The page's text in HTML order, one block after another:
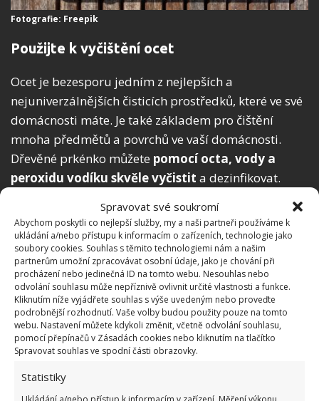
Spravovat své soukromí
Abychom poskytli co nejlepší služby, my a naši partneři používáme k
ukládání a/nebo přístupu k informacím o zařízeních, technologie jako
soubory cookies. Souhlas s těmito technologiemi nám a našim
partnerům umožní zpracovávat osobní údaje, jako je chování při
procházení nebo jedinečná ID na tomto webu. Nesouhlas nebo
odvolání souhlasu může nepříznivě ovlivnit určité vlastnosti a funkce.
Kliknutím níže vyjádřete souhlas s výše uvedeným nebo proveďte
podrobnější rozhodnutí. Vaše volby budou použity pouze na tomto
webu. Nastavení můžete kdykoli změnit, včetně odvolání souhlasu,
pomocí přepínačů v Zásadách cookies nebo kliknutím na tlačítko
Spravovat souhlas ve spodní části obrazovky.
Statistiky
Fotografie: Freepik
Použijte k vyčištění ocet
Ocet je bezesporu jedním z nejlepších a
nejuniverzálnějších čisticích prostředků, které ve své
domácnosti máte. Je také základem pro čištění
mnoha předmětů a povrchů ve vaší domácnosti.
Dřevěné prkénko můžete pomocí octa, vody a
peroxidu vodíku skvěle vyčistit a dezinfikovat.
přidejte trochu octa a nakonec trochu peroxidu
vodíku. Nechte směs chvíli působit a následně
prkénko dobře opláchněte.
Čištění pomocí bělidla
Pokud máte doma bílé plastové prkénko, které se
vám nedaří důkladně vyčistit, použijte pro jeho
vyčištění bělidlo.Jednoduše napusťte dřez v
kuchyni horkou vodou